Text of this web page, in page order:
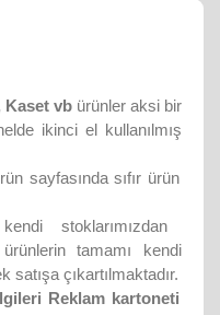
Kaset vb ürünler aksi bir
ikinci el kullanılmış
sayfasında sıfır ürün
stoklarımızdan
tamamı kendi
satışa çıkartılmaktadır.
Reklam kartoneti